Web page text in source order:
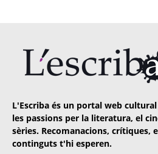
L'Escriba és un portal web
les passions per la literatura, el
sèries. Recomanacions, crítiques,
continguts t'hi esperen.